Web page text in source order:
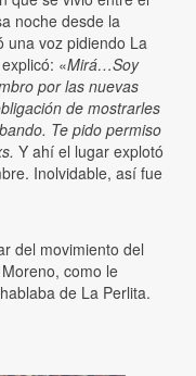
noche desde la
una voz pidiendo La
«Mirá…Soy
por las nuevas
de mostrarles
Te pido permiso
Y ahí el lugar explotó
Inolvidable, así fue
del movimiento del
como le
de La Perlita.